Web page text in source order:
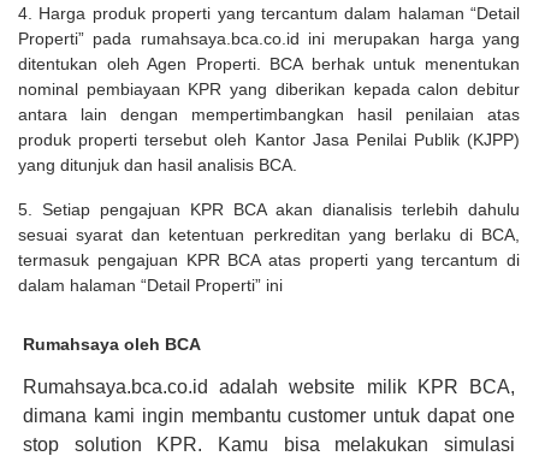
4. Harga produk properti yang tercantum dalam halaman “Detail
Properti” pada rumahsaya.bca.co.id ini merupakan harga yang
ditentukan oleh Agen Properti. BCA berhak untuk menentukan
nominal pembiayaan KPR yang diberikan kepada calon debitur
antara lain dengan mempertimbangkan hasil penilaian atas
produk properti tersebut oleh Kantor Jasa Penilai Publik (KJPP)
yang ditunjuk dan hasil analisis BCA.
5. Setiap pengajuan KPR BCA akan dianalisis terlebih dahulu
sesuai syarat dan ketentuan perkreditan yang berlaku di BCA,
termasuk pengajuan KPR BCA atas properti yang tercantum di
dalam halaman “Detail Properti” ini
Rumahsaya oleh BCA
Rumahsaya.bca.co.id adalah website milik KPR BCA,
dimana kami ingin membantu customer untuk dapat one
stop solution KPR. Kamu bisa melakukan simulasi